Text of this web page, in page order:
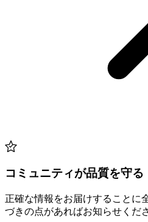
コミュニティが品質を守る
正確な情報をお届けすることに
づきの点があればお知らせくだ